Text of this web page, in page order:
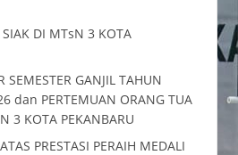
DI MTsN 3 KOTA
SEMESTER GANJIL TAHUN
dan PERTEMUAN ORANG TUA
3 KOTA PEKANBARU
PRESTASI PERAIH MEDALI